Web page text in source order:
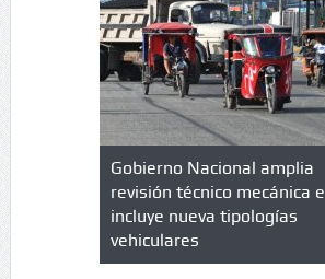
de
Gobierno Nacional amplia
revisión técnico mecánica e
incluye nueva tipologías
vehiculares